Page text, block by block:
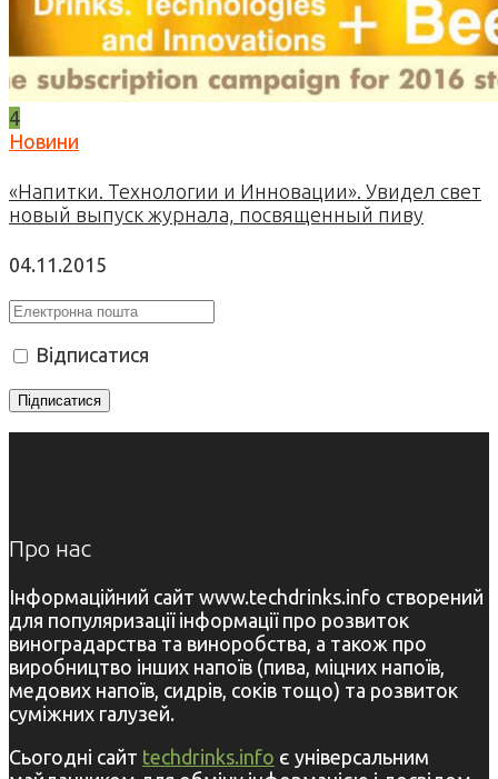
4
Новини
«Напитки. Технологии и Инновации». Увидел свет
новый выпуск журнала, посвященный пиву
04.11.2015
Відписатися
Про нас
Інформаційний сайт www.techdrinks.info створений
для популяризації інформації про розвиток
виноградарства та виноробства, а також про
виробництво інших напоїв (пива, міцних напоїв,
медових напоїв, сидрів, соків тощо) та розвиток
суміжних галузей.
Сьогодні сайт techdrinks.info є універсальним